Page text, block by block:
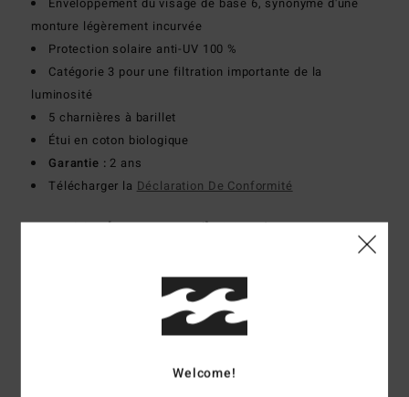
Enveloppement du visage de base 6, synonyme d'une
monture légèrement incurvée
Protection solaire anti-UV 100 %
Catégorie 3 pour une filtration importante de la
luminosité
5 charnières à barillet
Étui en coton biologique
Garantie : 2 ans
Télécharger la Déclaration De Conformité
Composition[Tissu principal] 50 % acétate, 50 %
Traçabilité du produit (Loi Agec)
Welcome!